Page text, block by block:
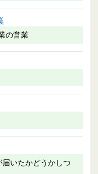
の営業
いたかどうかしつ